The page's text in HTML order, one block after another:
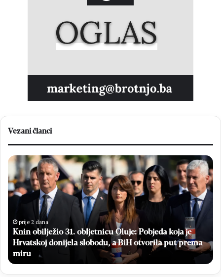
Vezani članci
Knin
obilježio
31.
obljetnicu
koja
Hrvatskoj
donijela
slobodu,
a
prije 2 dana
Knin obilježio 31. obljetnicu Oluje: Pobjeda koja je
Hrvatskoj donijela slobodu, a BiH otvorila put prema
miru